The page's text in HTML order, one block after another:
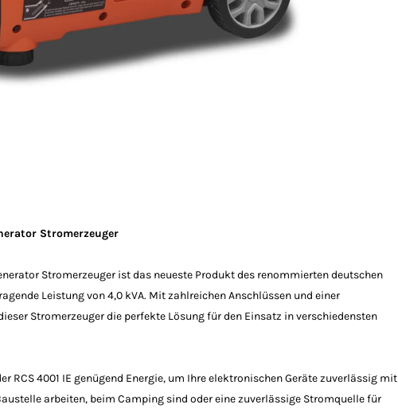
Stromerzeuger
Stromerzeuger ist das neueste Produkt des renommierten deutschen
Leistung von 4,0 kVA. Mit zahlreichen Anschlüssen und einer
Stromerzeuger die perfekte Lösung für den Einsatz in verschiedensten
RCS 4001 IE genügend Energie, um Ihre elektronischen Geräte zuverlässig mit
arbeiten, beim Camping sind oder eine zuverlässige Stromquelle für